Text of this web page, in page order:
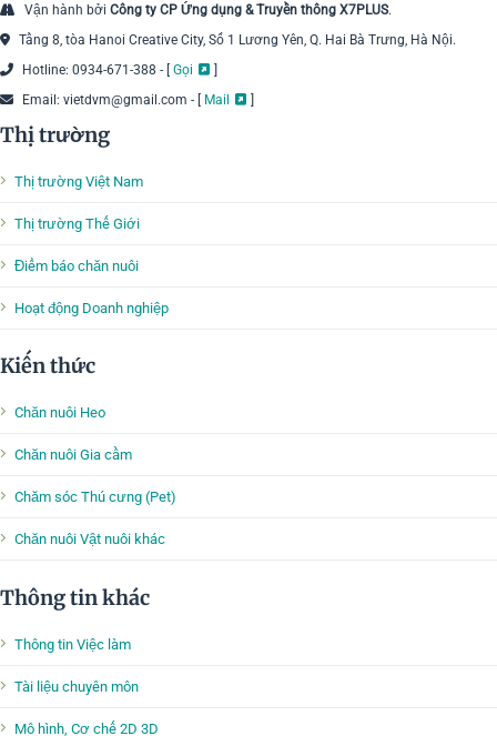
Vận hành bởi Công ty CP Ứng dụng & Truyền thông X7PLUS.
Tầng 8, tòa Hanoi Creative City, Số 1 Lương Yên, Q. Hai Bà Trưng, Hà Nội.
Hotline: 0934-671-388 - [ Gọi
Email: vietdvm@gmail.com - [
Mail
Thị trường
Thị trường Việt Nam
Thị trường Thế Giới
Điểm báo chăn nuôi
Hoạt động Doanh nghiệp
Kiến thức
Chăn nuôi Heo
Chăn nuôi Gia cầm
Chăm sóc Thú cưng (Pet)
Chăn nuôi Vật nuôi khác
Thông tin khác
Thông tin Việc làm
Tài liệu chuyên môn
Mô hình, Cơ chế 2D 3D